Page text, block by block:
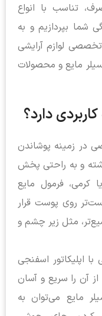
تناسب با انواع
بپردازیم و به
تخصصی لوازم آرایشی
مایع و محصولات
دارد؟
در زمینه پوشاندن
و به راحتی پخش
کرمی، فرمول مایع
روی پوست قرار
مثل زیر چشم و
اپلیکاتور اسفنجی
آن را سریع و آسان
مایع می‌توان به